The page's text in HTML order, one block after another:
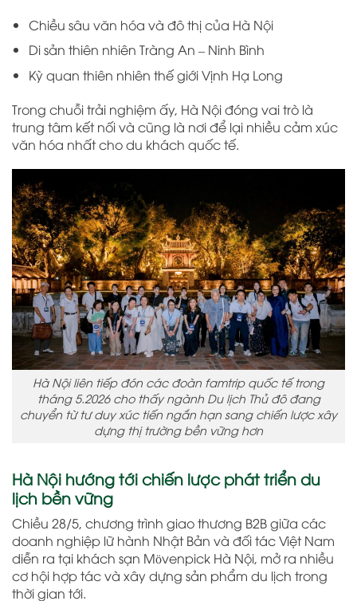
Chiều sâu văn hóa và đô thị của Hà Nội
Di sản thiên nhiên Tràng An – Ninh Bình
Kỳ quan thiên nhiên thế giới Vịnh Hạ Long
Trong chuỗi trải nghiệm ấy, Hà Nội đóng vai trò là
trung tâm kết nối và cũng là nơi để lại nhiều cảm xúc
văn hóa nhất cho du khách quốc tế.
Hà Nội liên tiếp đón các đoàn famtrip quốc tế trong
tháng 5.2026 cho thấy ngành Du lịch Thủ đô đang
chuyển từ tư duy xúc tiến ngắn hạn sang chiến lược xây
dựng thị trường bền vững hơn
Hà Nội hướng tới chiến lược phát triển du
lịch bền vững
Chiều 28/5, chương trình giao thương B2B giữa các
doanh nghiệp lữ hành Nhật Bản và đối tác Việt Nam
diễn ra tại khách sạn Mövenpick Hà Nội, mở ra nhiều
cơ hội hợp tác và xây dựng sản phẩm du lịch trong
thời gian tới.